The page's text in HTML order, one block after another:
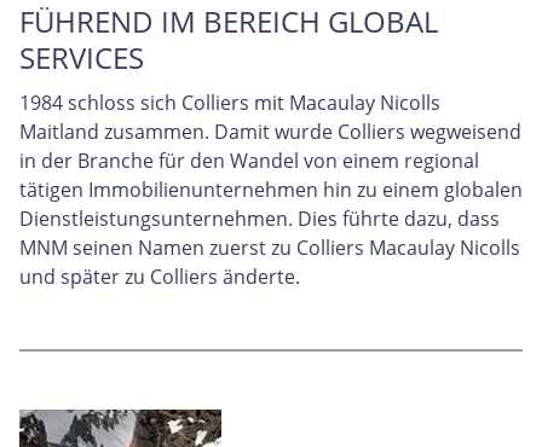
FÜHREND IM BEREICH GLOBAL
SERVICES
1984 schloss sich Colliers mit Macaulay Nicolls
Maitland zusammen. Damit wurde Colliers wegweisend
in der Branche für den Wandel von einem regional
tätigen Immobilienunternehmen hin zu einem globalen
Dienstleistungsunternehmen. Dies führte dazu, dass
MNM seinen Namen zuerst zu Colliers Macaulay Nicolls
und später zu Colliers änderte.